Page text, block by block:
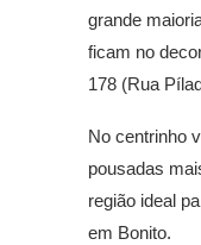
grande
ficam no
178 (Rua
No centrinho
pousadas
região ideal
em Bonito.